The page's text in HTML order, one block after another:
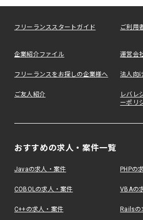
フリーランススタートガイド ご利用
企業紹介ファイル 運営会
フリーランスをお探しの企業様へ 法人向
ご友人紹介
レバレ
ーポリ
おすすめの求人・案件一覧
Javaの求人・案件 PHPの
COBOLの求人・案件 VBAの
C++の求人・案件 Railsの